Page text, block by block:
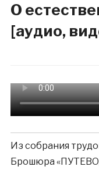
О
[аудио,
Из собрания
Брошюра